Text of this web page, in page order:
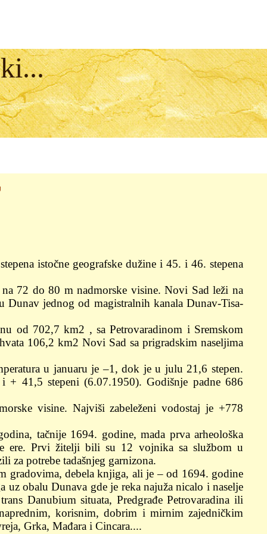
istočne geografske dužine i 45. i 46. stepena
72 do 80 m nadmorske visine. Novi Sad leži na
jednog od magistralnih kanala Dunav-Tisa-
od 702,7 km2 , sa Petrovaradinom i Sremskom
106,2 km2 Novi Sad sa prigradskim naseljima
u januaru je –1, dok je u julu 21,6 stepen.
+ 41,5 stepeni (6.07.1950). Godišnje padne 686
visine. Najviši zabeleženi vodostaj je +778
tačnije 1694. godine, mada prva arheološka
ere. Prvi žitelji bili su 12 vojnika sa službom u
za potrebe tadašnjeg garnizona.
gradovima, debela knjiga, ali je – od 1694. godine
obalu Dunava gde je reka najuža nicalo i naselje
Danubium situata, Predgrađe Petrovaradina ili
korisnim, dobrim i mirnim zajedničkim
Grka, Mađara i Cincara....